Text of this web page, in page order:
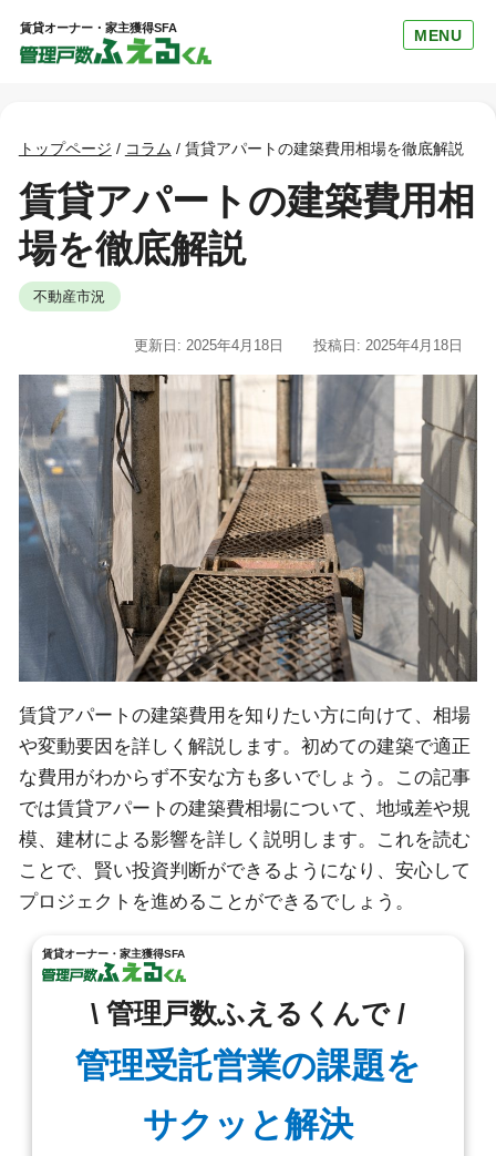
賃貸オーナー・家主獲得SFA MENU
トップページ / コラム / 賃貸アパートの建築費用相場を徹底解説
賃貸アパートの建築費用相
場を徹底解説
不動産市況
投稿日: 2025年4月18日
更新日: 2025年4月18日
賃貸アパートの建築費用を知りたい方に向けて、相場
や変動要因を詳しく解説します。初めての建築で適正
な費用がわからず不安な方も多いでしょう。この記事
では賃貸アパートの建築費相場について、地域差や規
模、建材による影響を詳しく説明します。これを読む
ことで、賢い投資判断ができるようになり、安心して
プロジェクトを進めることができるでしょう。
賃貸オーナー・家主獲得SFA
\ 管理戸数ふえるくんで /
管理受託営業の課題を
サクッと解決